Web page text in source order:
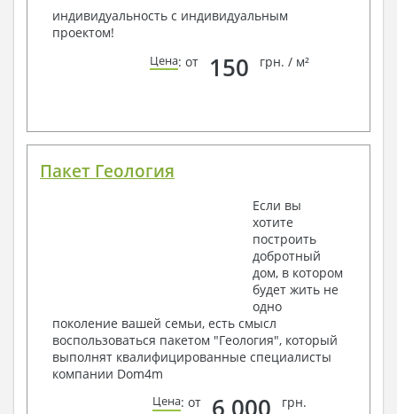
индивидуальность с индивидуальным
проектом!
Цена: от 150 грн. / м²
Пакет Геология
Если вы
хотите
построить
добротный
дом, в котором
будет жить не
одно
поколение вашей семьи, есть смысл
воспользоваться пакетом "Геология", который
выполнят квалифицированные специалисты
компании Dom4m
Цена: от грн.